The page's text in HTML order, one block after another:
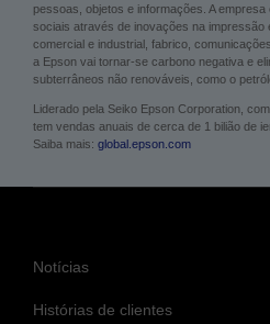
pessoas, objetos e informações. A
sociais através de inovações na
comercial e industrial, fabrico,
a Epson vai tornar-se carbono negativa e
subterrâneos não renováveis, como o
Liderado pela Seiko Epson Corporation,
tem vendas anuais de cerca de 1 bilião de
Saiba mais: global.epson.com
Notícias
Histórias de clientes